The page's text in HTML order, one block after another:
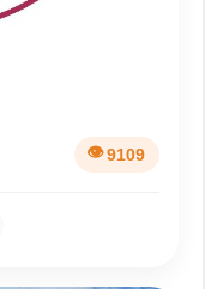
9109